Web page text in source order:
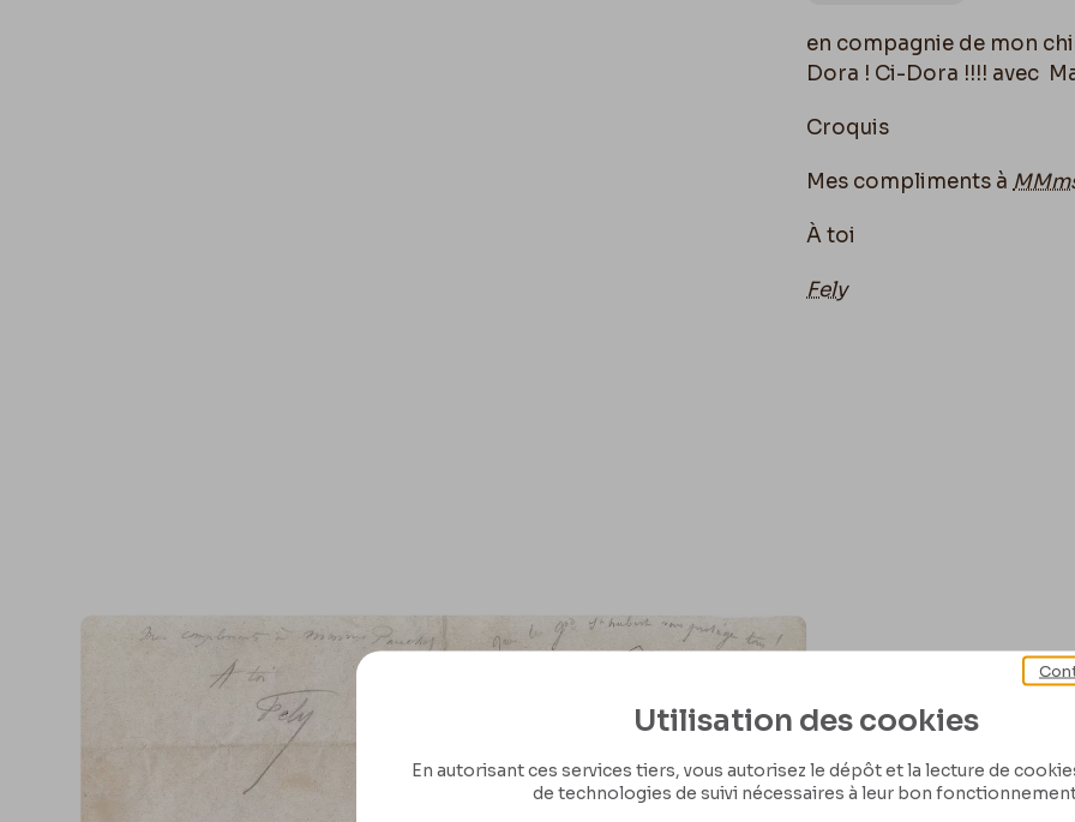
en compagnie de mon
Dora ! Ci-Dora !!!! avec
Croquis
Mes compliments à
À toi
Fely
Utilisation des cookies
En autorisant ces services tiers, vous autorisez le dépôt et la lecture de
de technologies de suivi nécessaires à leur bon